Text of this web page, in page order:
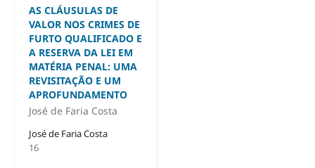
AS CLÁUSULAS DE
VALOR NOS CRIMES DE
FURTO QUALIFICADO E
A RESERVA DA LEI EM
MATÉRIA PENAL: UMA
REVISITAÇÃO E UM
APROFUNDAMENTO
José de Faria Costa
José de Faria Costa
16